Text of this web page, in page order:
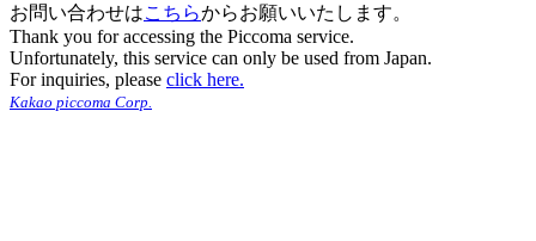
お問い合わせはこちらからお願いいたします。
Thank you for accessing the Piccoma service.
Unfortunately, this service can only be used from Japan.
For inquiries, please click here.
Kakao piccoma Corp.